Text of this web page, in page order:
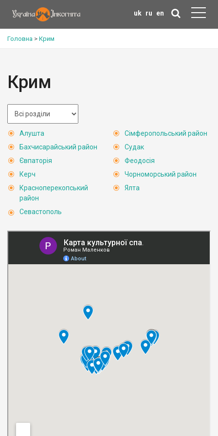
uk ru en
Головна > Крим
Крим
Алушта
Бахчисарайський район
Євпаторія
Керч
Красноперекопський
район
Севастополь
Сімферопольський район
Судак
Феодосія
Чорноморський район
Ялта